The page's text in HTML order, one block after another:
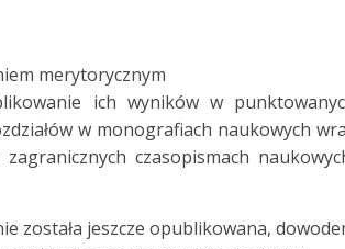
merytorycznym
ich wyników w
w monografiach naukowych
czasopismach
została jeszcze opublikowana,